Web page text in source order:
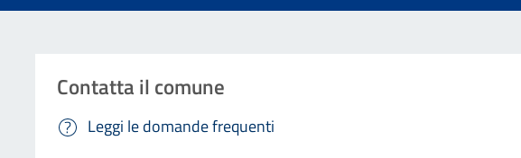
Contatta il comune
Leggi le domande frequenti